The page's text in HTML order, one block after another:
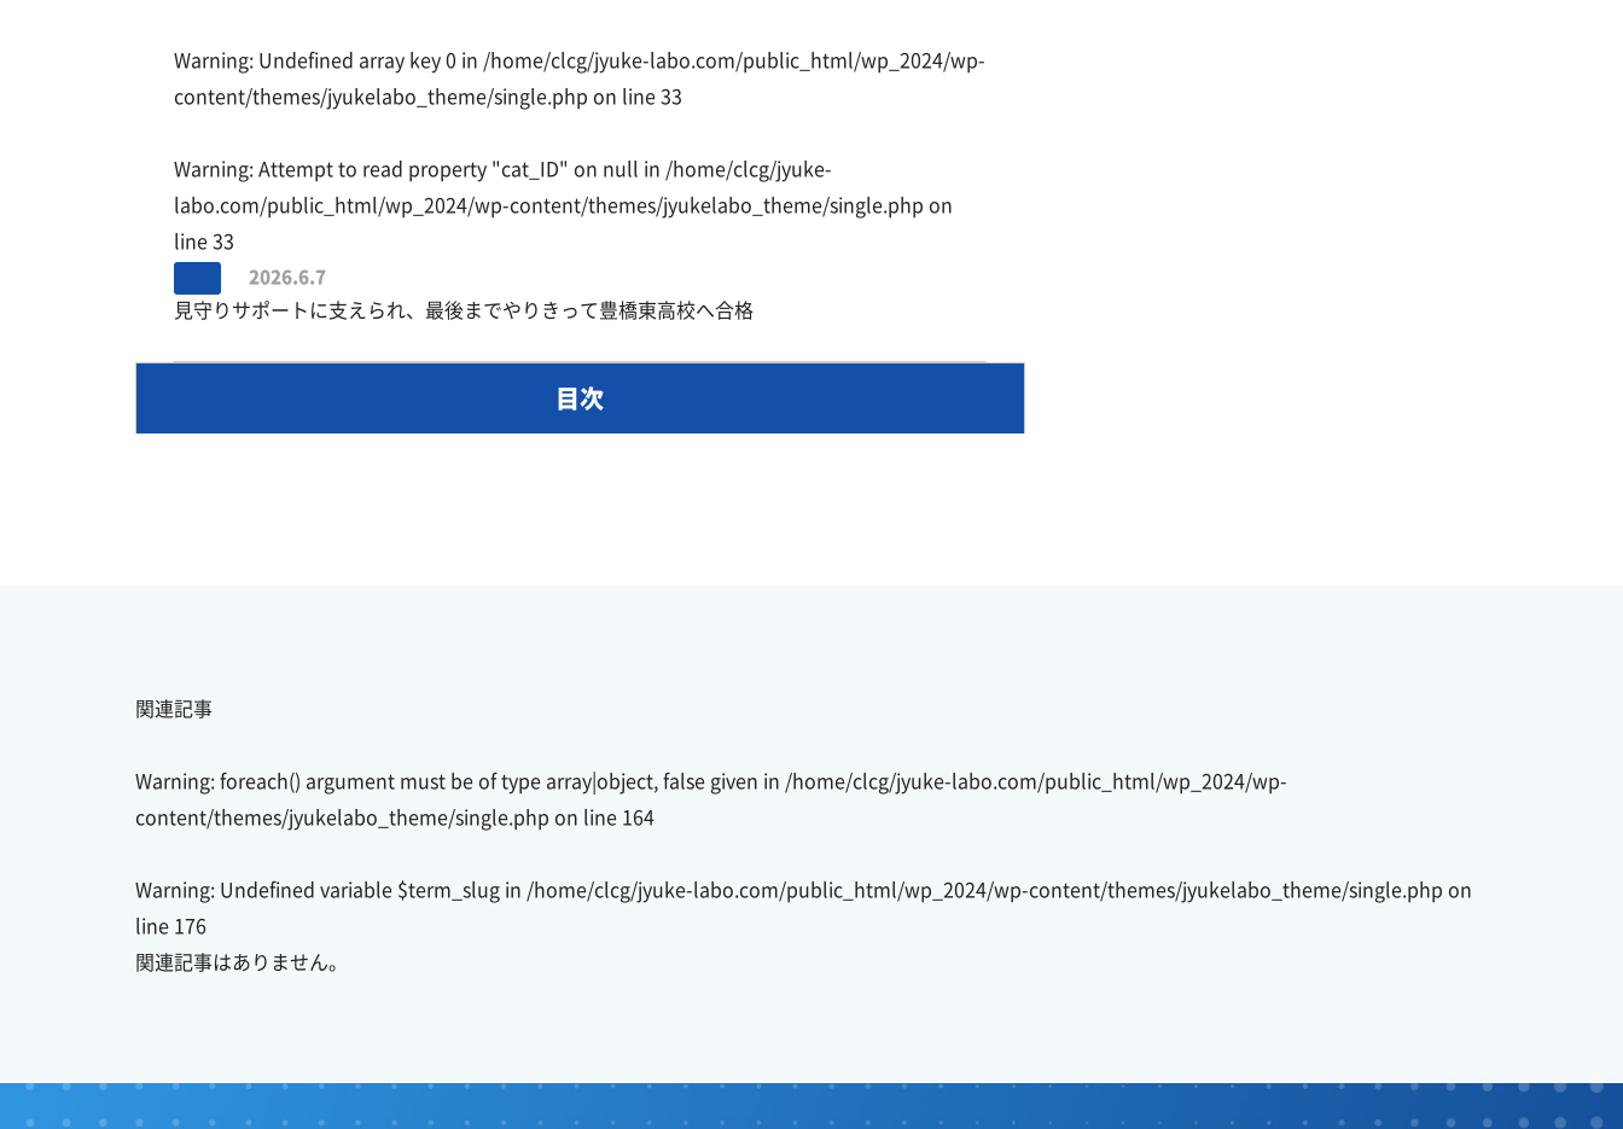
Warning: Undefined array key 0 in /home/clcg/jyuke-labo.com/public_html/wp_2024/wp-
content/themes/jyukelabo_theme/single.php on line33
Warning: Attempt to read property "cat_ID" on null in /home/clcg/jyuke-
labo.com/public_html/wp_2024/wp-content/themes/jyukelabo_theme/single.php on
line33
2026.6.7
見守りサポートに支えられ、最後までやりきって豊橋東高校へ合格
目次
関連記事
Warning: foreach() argument must be of type array|object, false given in /home/clcg/jyuke-labo.com/public_html/wp_2024/wp-
content/themes/jyukelabo_theme/single.php on line 164
Warning: Undefined variable $term_slug in /home/clcg/jyuke-labo.com/public_html/wp_2024/wp-content/themes/jyukelabo_theme/single.php on
line 176
関連記事はありません。